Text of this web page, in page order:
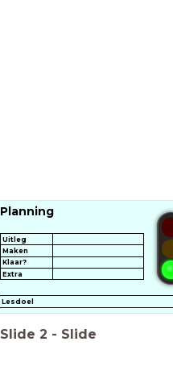
Planning
Uitleg
Maken
Klaar?
Extra
Lesdoel
Slide 2 - Slide